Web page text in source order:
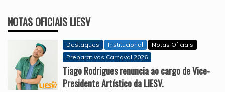
NOTAS OFICIAIS LIESV
Destaques Institucional
Notas Oficiais
Preparativos Carnaval 2026
Tiago Rodrigues renuncia ao cargo de Vice-
Presidente Artístico da LIESV.